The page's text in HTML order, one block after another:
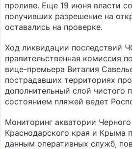
проливе. Еще 19 июня власти
получивших разрешение на
оставались на проверке.
Ход ликвидации последствий
правительственная комиссия
вице-премьера Виталия
пострадавших территориях
дополнительный слой чистого
состоянием пляжей ведет
Мониторинг акватории
Краснодарского края и Крыма
данным оперативных служб,